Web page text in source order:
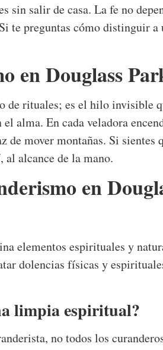
salir de casa. La fe no
te preguntas cómo distinguir
en Douglass
rituales; es el hilo invisible
alma. En cada veladora
de mover montañas. Si
al alcance de la mano.
en
elementos espirituales y
dolencias físicas y
limpia espiritual?
no todos los